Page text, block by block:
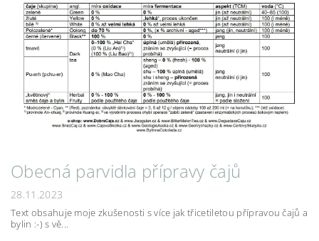
Obecná parvidla přípravy čajů
28.11.2023
Text obsahuje moje zkušenosti s více jak třicetiletou přípravou čajů a
bylin :-) s vě...